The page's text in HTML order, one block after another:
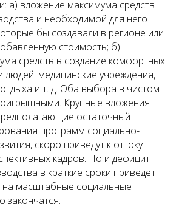
а) вложение максимума средств
и необходимой для него
бы создавали в регионе или
стоимость; б)
средств в создание комфортных
людей: медицинские учреждения,
и т. д. Оба выбора в чистом
Крупные вложения
остаточный
программ социально-
скоро приведут к оттоку
кадров. Но и дефицит
в краткие сроки приведет
на масштабные социальные
закончатся.